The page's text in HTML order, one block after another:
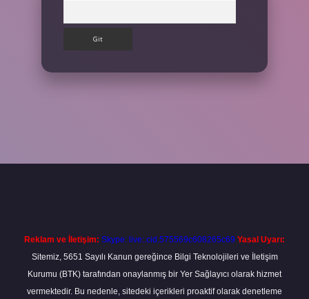
Reklam ve İletişim: Skype: live:.cid.575569c608265c69 Yasal Uyarı:
Sitemiz, 5651 Sayılı Kanun gereğince Bilgi Teknolojileri ve İletişim
Kurumu (BTK) tarafından onaylanmış bir Yer Sağlayıcı olarak hizmet
vermektedir. Bu nedenle, sitedeki içerikleri proaktif olarak denetleme